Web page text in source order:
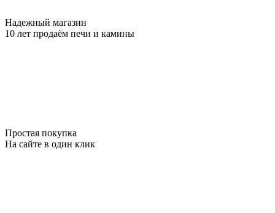
Надежный магазин
10 лет продаём печи и камины
Простая покупка
На сайте в один клик